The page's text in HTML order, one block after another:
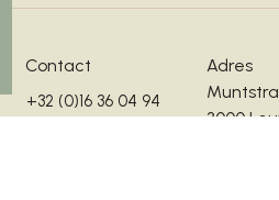
Contact
+32 (0)16 36 04 94
Adres
3000